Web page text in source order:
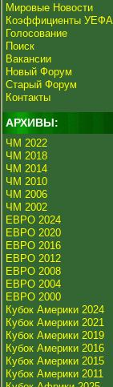
Мировые Новости
Коэффициенты УЕФА
Голосование
Поиск
Вакансии
Новый Форум
Старый Форум
Контакты
АРХИВЫ:
ЧМ 2022
ЧМ 2018
ЧМ 2014
ЧМ 2010
ЧМ 2006
ЧМ 2002
ЕВРО 2024
ЕВРО 2020
ЕВРО 2016
ЕВРО 2012
ЕВРО 2008
ЕВРО 2004
ЕВРО 2000
Кубок Америки 2024
Кубок Америки 2021
Кубок Америки 2019
Кубок Америки 2016
Кубок Америки 2015
Кубок Америки 2011